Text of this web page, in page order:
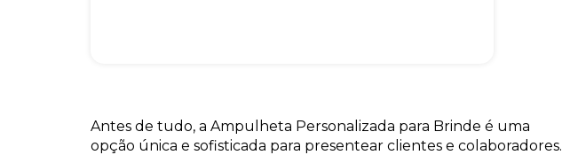
Antes de tudo, a Ampulheta Personalizada para Brinde é uma
opção única e sofisticada para presentear clientes e colaboradores.